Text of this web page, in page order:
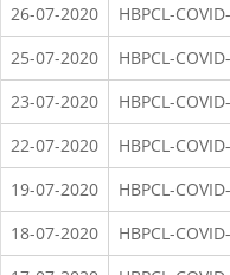
26-07-2020
HBPCL-
25-07-2020
HBPCL-
23-07-2020
HBPCL-
22-07-2020
HBPCL-
19-07-2020
HBPCL-
18-07-2020
HBPCL-